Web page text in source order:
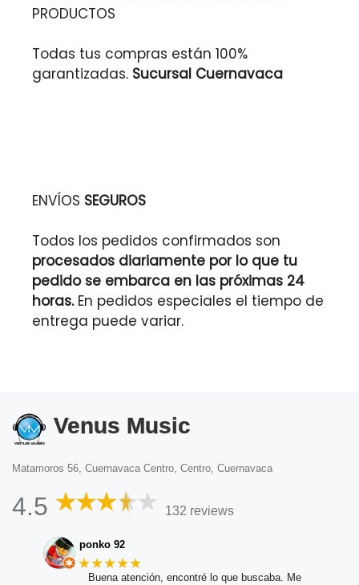
PRODUCTOS
Todas tus compras están 100%
garantizadas. Sucursal Cuernavaca
ENVÍOS SEGUROS
Todos los pedidos confirmados son
procesados diariamente por lo que tu
pedido se embarca en las próximas 24
horas.En pedidos especiales el tiempo de
entrega puede variar.
Venus Music
Matamoros 56, Cuernavaca Centro, Centro, Cuernavaca
4.5 132 reviews
ponko 92
★★★★★
Buena atención, encontré lo que buscaba. Me